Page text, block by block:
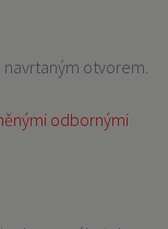
otvorem.
odbornými